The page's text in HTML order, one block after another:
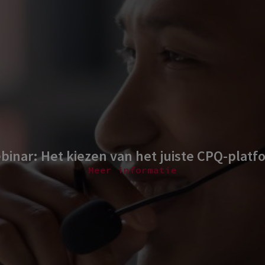
Het kiezen van het juiste CPQ-
Meer informatie